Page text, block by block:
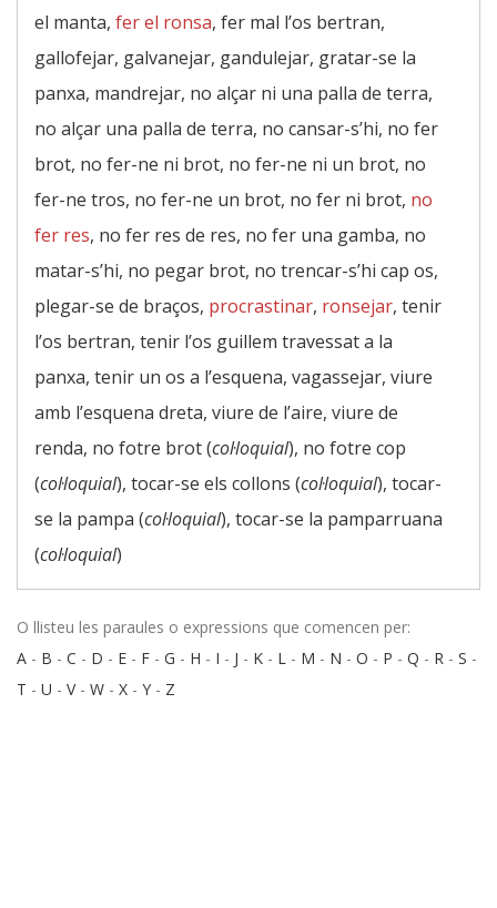
el manta, fer el ronsa, fer mal l’os bertran,
gallofejar, galvanejar, gandulejar, gratar-se la
panxa, mandrejar, no alçar ni una palla de terra,
no alçar una palla de terra, no cansar-s’hi, no fer
brot, no fer-ne ni brot, no fer-ne ni un brot, no
fer-ne tros, no fer-ne un brot, no fer ni brot, no
fer res, no fer res de res, no fer una gamba, no
matar-s’hi, no pegar brot, no trencar-s’hi cap os,
plegar-se de braços, procrastinar, ronsejar, tenir
l’os bertran, tenir l’os guillem travessat a la
panxa, tenir un os a l’esquena, vagassejar, viure
amb l’esquena dreta, viure de l’aire, viure de
renda, no fotre brot (col·loquial), no fotre cop
(col·loquial), tocar-se els collons (col·loquial), tocar-
se la pampa (col·loquial), tocar-se la pamparruana
(col·loquial)
O llisteu les paraules o expressions que comencen per:
A - B - C - D - E - F - G - H - I - J - K - L - M - N - O - P - Q - R - S -
T - U - V- W - X - Y - Z